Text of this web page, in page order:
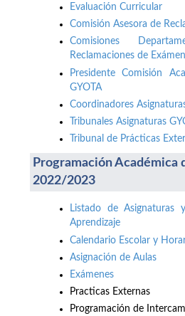
Evaluación Curricular
Comisión Asesora de
Comisiones
Reclamaciones de
Presidente Comisión
GYOTA
Coordinadores
Tribunales Asignaturas
Tribunal de Prácticas
Programación Académica
2022/2023
Listado de Asignaturas
Aprendizaje
Calendario Escolar y
Asignación de Aulas
Exámenes
Practicas Externas
Programación de